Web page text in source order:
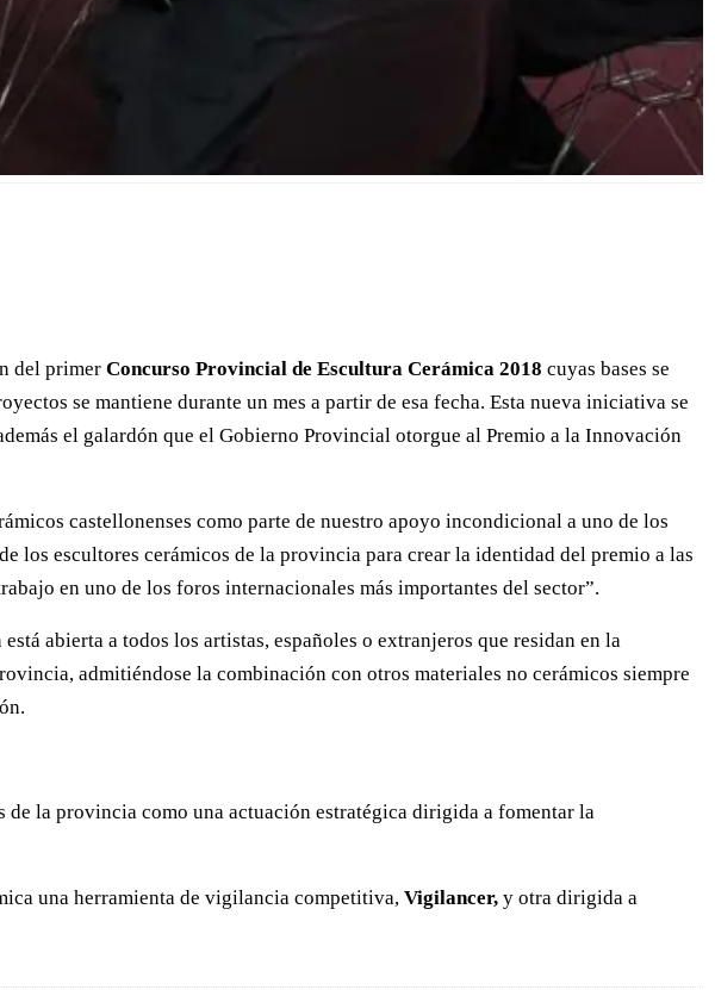
del primer Concurso Provincial de Escultura Cerámica 2018 cuyas bases se
se mantiene durante un mes a partir de esa fecha. Esta nueva iniciativa se
el galardón que el Gobierno Provincial otorgue al Premio a la Innovación
castellonenses como parte de nuestro apoyo incondicional a uno de los
los escultores cerámicos de la provincia para crear la identidad del premio a las
en uno de los foros internacionales más importantes del sector”.
abierta a todos los artistas, españoles o extranjeros que residan en la
admitiéndose la combinación con otros materiales no cerámicos siempre
la provincia como una actuación estratégica dirigida a fomentar la
una herramienta de vigilancia competitiva, Vigilancer, y otra dirigida a